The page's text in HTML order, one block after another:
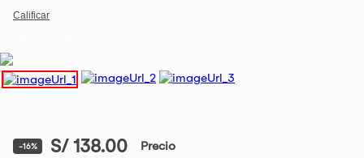
-16% S/ 138.00 Precio